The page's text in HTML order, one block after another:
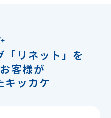
「リネット」を
客様が
キッカケ